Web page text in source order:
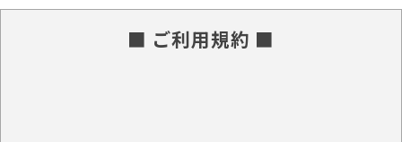
■ ご利用規約 ■